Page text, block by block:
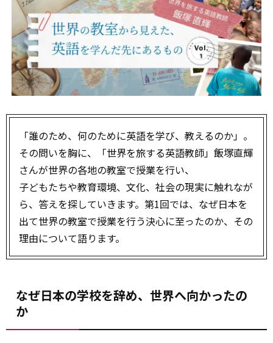
「誰のため、何のために英語を学び、教えるのか」。
その問いを胸に、「世界を旅する英語教師」飯塚直輝
さんが世界の各地の教室で授業を行い、
子どもたちや教育環境、文化、社会の現実に触れなが
ら、答えを探していきます。第1回では、なぜ日本を
出て世界の教室で授業を行う決心に至ったのか、その
理由について語ります。
なぜ日本の学校を辞め、世界へ向かったの
か